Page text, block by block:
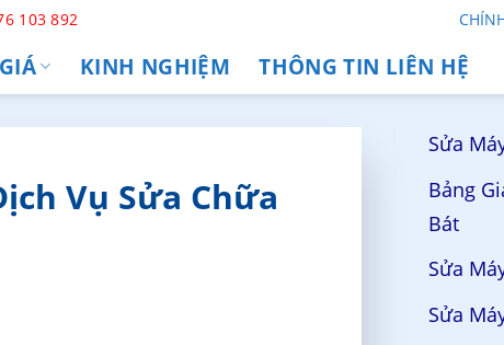
103 892
KINH NGHIỆM THÔNG TIN LIÊN HỆ
Vụ Sửa Chữa
Sửa
Bảng
Bát
Sửa
Sửa